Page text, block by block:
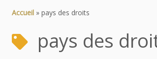
Accueil » pays des droits
pays des